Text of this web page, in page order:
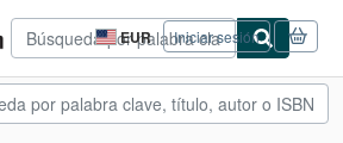
EUR
Preferencias
de
compra
del
Iniciar sesión